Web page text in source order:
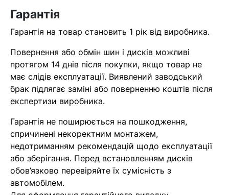
Помилка:
Contact form не
знайдена.
Гарантія
Гарантія на товар становить 1 рік від виробника.
Повернення або обмін шин і дисків можливі
протягом 14 днів після покупки, якщо товар не
має слідів експлуатації. Виявлений заводський
брак підлягає заміні або поверненню коштів після
експертизи виробника.
Гарантія не поширюється на пошкодження,
спричинені некоректним монтажем,
недотриманням рекомендацій щодо експлуатації
або зберігання. Перед встановленням дисків
обов’язково перевіряйте їх сумісність з
автомобілем.